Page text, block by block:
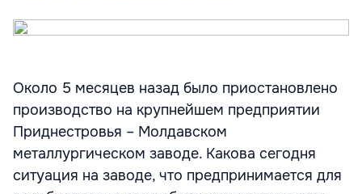
Около 5 месяцев назад было приостановлено
производство на крупнейшем предприятии
Приднестровья – Молдавском
металлургическом заводе. Какова сегодня
ситуация на заводе, что предпринимается для